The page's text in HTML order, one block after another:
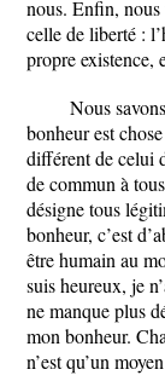
nous. Enfin, nous
celle de liberté :
propre existence,
Nous
bonheur est
différent de celui
de commun à
désigne tous
bonheur, c’est
être humain au
suis heureux, je
ne manque plus
mon bonheur.
n’est qu’un